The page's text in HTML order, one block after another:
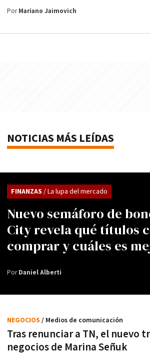
PorMariano Jaimovich
NOTICIAS MÁS LEÍDAS
Nuevo semáforo de
City revela qué títulos
comprar y cuáles es
FINANZAS / La lupa del mercado
PorDaniel Alberti
Tras renunciar a TN, el nuevo
negocios de Marina Señuk
NEGOCIOS / Medios de comunicación